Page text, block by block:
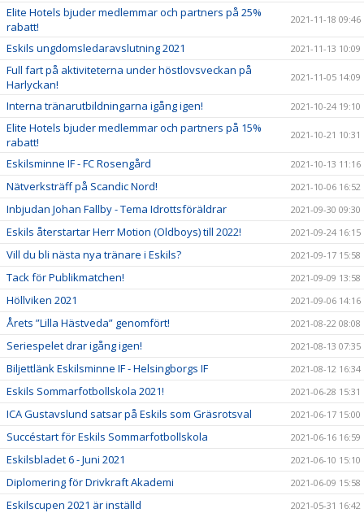
Elite Hotels bjuder medlemmar och partners på 25%
rabatt!
2021-11-18 09:46
Eskils ungdomsledaravslutning 2021 2021-11-13 10:09
Full fart på aktiviteterna under höstlovsveckan på
Harlyckan!
2021-11-05 14:09
Interna tränarutbildningarna igång igen! 2021-10-24 19:10
Elite Hotels bjuder medlemmar och partners på 15%
rabatt!
2021-10-21 10:31
Eskilsminne IF - FC Rosengård 2021-10-13 11:16
Nätverksträff på Scandic Nord! 2021-10-06 16:52
Inbjudan Johan Fallby - Tema Idrottsföräldrar 2021-09-30 09:30
Eskils återstartar Herr Motion (Oldboys) till 2022! 2021-09-24 16:15
Vill du bli nästa nya tränare i Eskils? 2021-09-17 15:58
Tack för Publikmatchen! 2021-09-09 13:58
Höllviken 2021 2021-09-06 14:16
Årets ”Lilla Hästveda” genomfört! 2021-08-22 08:08
Seriespelet drar igång igen! 2021-08-13 07:35
Biljettlänk Eskilsminne IF - Helsingborgs IF 2021-08-12 16:34
Eskils Sommarfotbollskola 2021! 2021-06-28 15:31
ICA Gustavslund satsar på Eskils som Gräsrotsval 2021-06-17 15:00
Succéstart för Eskils Sommarfotbollskola 2021-06-16 16:59
Eskilsbladet 6 - Juni 2021 2021-06-10 15:10
Diplomering för Drivkraft Akademi 2021-06-09 15:58
Eskilscupen 2021 är inställd 2021-05-31 16:42